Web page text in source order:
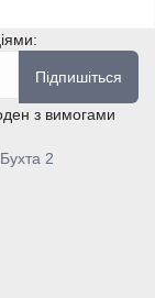
Підпишіться
з вимогами
2